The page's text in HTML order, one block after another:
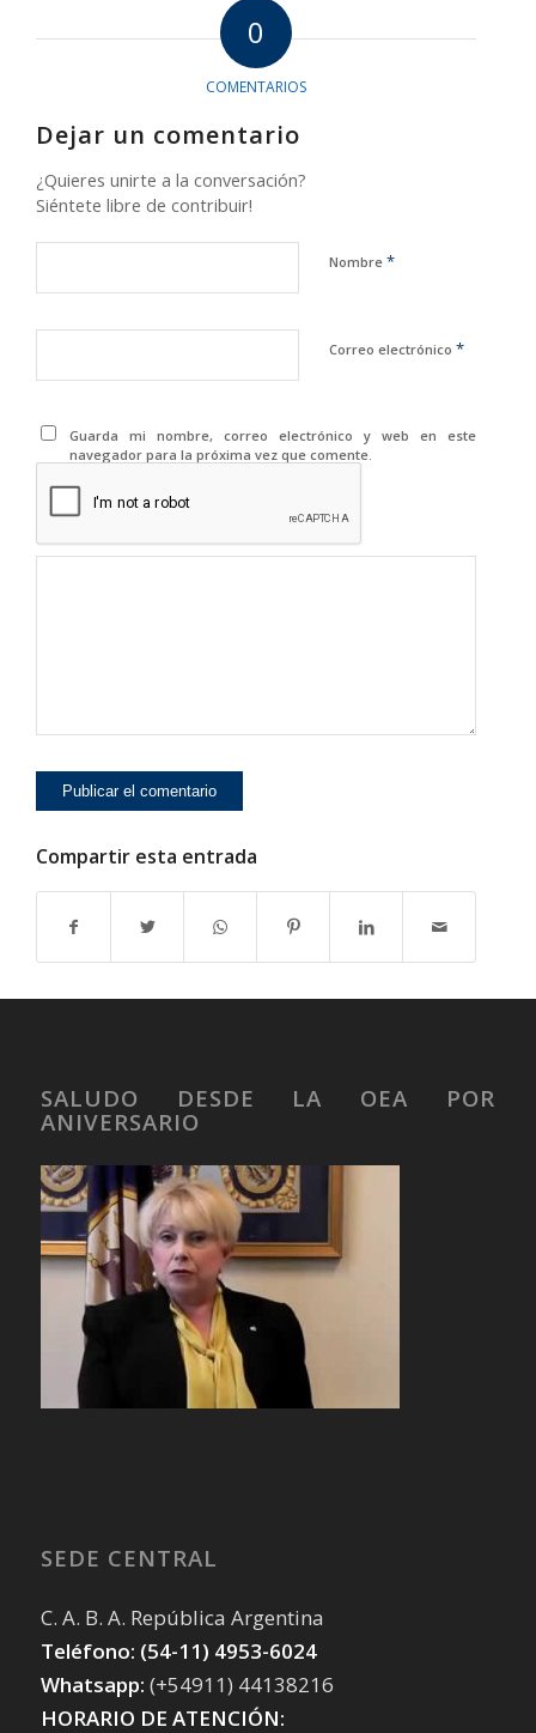
0
COMENTARIOS
Dejar un comentario
¿Quieres unirte a la conversación?
Siéntete libre de contribuir!
Nombre *
Correo electrónico *
Guarda mi nombre, correo electrónico y web en este
navegador para la próxima vez que comente.
Compartir esta entrada
SALUDO DESDE LA OEA POR
ANIVERSARIO
SEDE CENTRAL
C. A. B. A. República Argentina
Teléfono: (54-11) 4953-6024
Whatsapp: (+54911) 44138216
HORARIO DE ATENCIÓN: